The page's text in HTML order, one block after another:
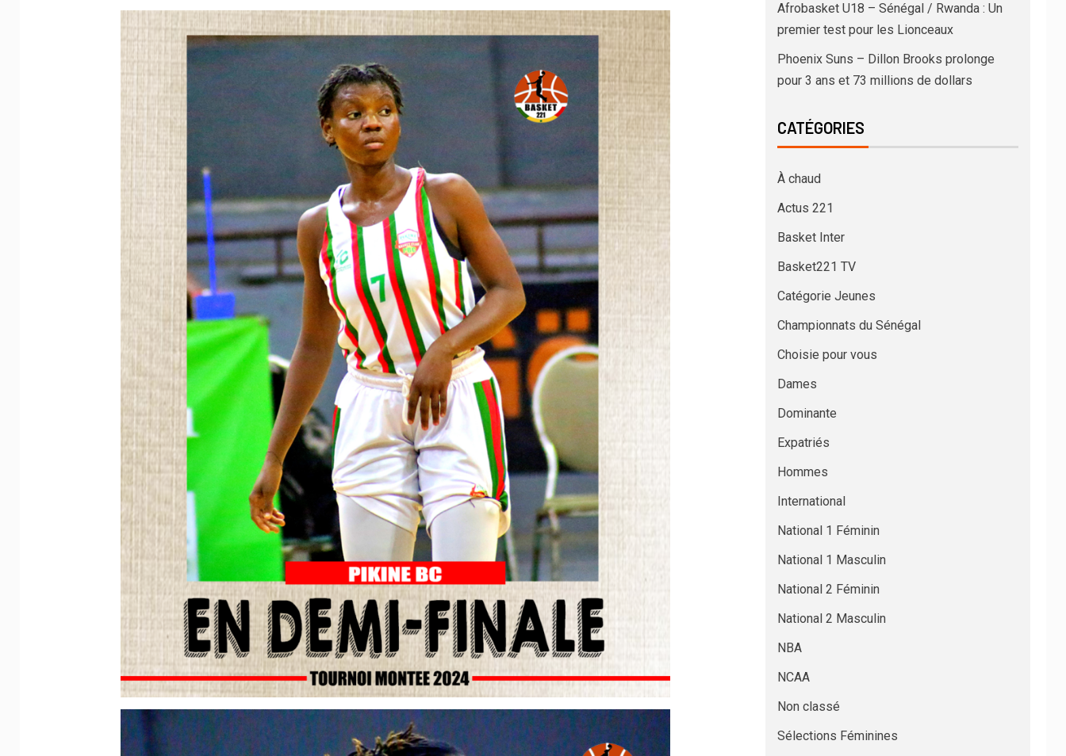
Afrobasket U18 – Sénégal / Rwanda : Un
premier test pour les Lionceaux
Phoenix Suns – Dillon Brooks prolonge
pour 3 ans et 73 millions de dollars
CATÉGORIES
À chaud
Actus 221
Basket Inter
Basket221 TV
Catégorie Jeunes
Championnats du Sénégal
Choisie pour vous
Dames
Dominante
Expatriés
Hommes
International
National 1 Féminin
National 1 Masculin
National 2 Féminin
National 2 Masculin
NBA
NCAA
Non classé
Sélections Féminines